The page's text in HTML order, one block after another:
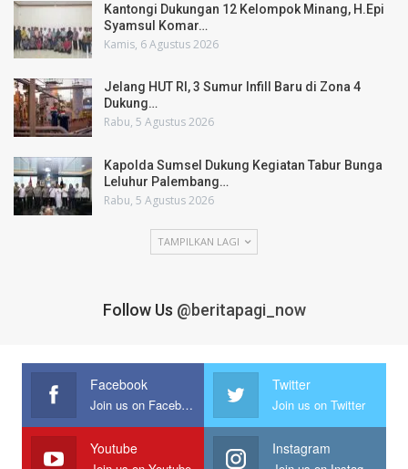
Kantongi Dukungan 12 Kelompok Minang, H.Epi
Syamsul Komar…
Kamis, 6 Agustus 2026
Jelang HUT RI, 3 Sumur Infill Baru di Zona 4
Dukung…
Rabu, 5 Agustus 2026
Kapolda Sumsel Dukung Kegiatan Tabur Bunga
Leluhur Palembang…
Rabu, 5 Agustus 2026
TAMPILKAN LAGI
Follow Us @beritapagi_now
Facebook
Join us on Facebook
Twitter
Join us on Twitter
Youtube Instagram